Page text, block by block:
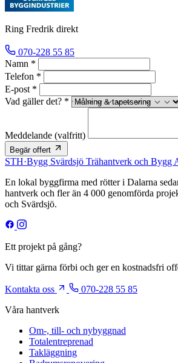
Ring Fredrik direkt
070-228 55 85
Namn *
Telefon *
E-post *
Vad gäller det? *
Meddelande (valfritt)
Begär offert
STH·Bygg Svärdsjö Trähantverk och Bygg
En lokal byggfirma med rötter i Dalarna
hantverk och fler än 4 000 genomförda
och Svärdsjö.
Ett projekt på gång?
Vi tittar gärna förbi och ger en kostnadsfri
Kontakta oss
070-228 55 85
Våra hantverk
Om-, till- och nybyggnad
Totalentreprenad
Takläggning